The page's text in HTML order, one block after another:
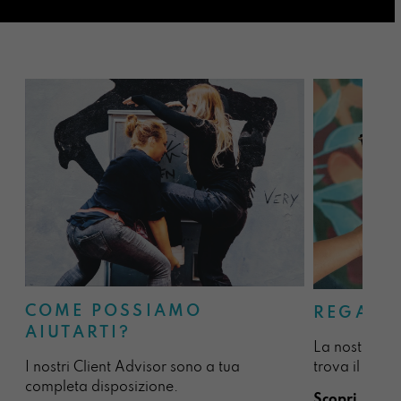
COME POSSIAMO
AIUTARTI?
I nostri Client Advisor sono a tua
completa disposizione.
La nostra
trova il